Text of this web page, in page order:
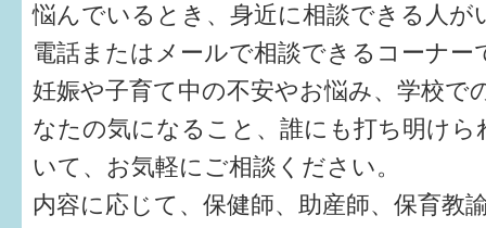
悩んでいるとき、身近に相談できる人が
電話またはメールで相談できるコーナー
妊娠や子育て中の不安やお悩み、学校で
なたの気になること、誰にも打ち明け
いて、お気軽にご相談ください。
内容に応じて、保健師、助産師、保育教
福井の子育て環境
子どもを育てよう
もしものときの緊急連絡先
届出・手当・助成